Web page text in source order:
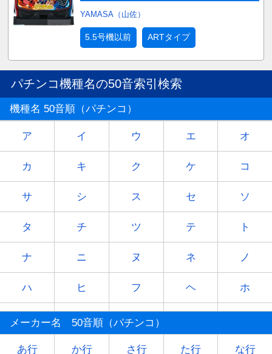
YAMASA（山佐）
5.5号機以前 ARTタイプ
パチンコ機種名の50音索引検索
機種名 50音順（パチンコ）
ア イ ウ エ オ
カ キ ク ケ コ
サ シ ス セ ソ
タ チ ツ テ ト
ナ ニ ヌ ネ ノ
ハ ヒ フ ヘ ホ
マ ミ ム
ヤ - ユ - ヨ
メーカー名 50音順（パチンコ）
あ行 か行 さ行 た行 な行